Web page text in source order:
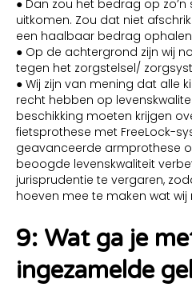
● Dan zou het bedrag op
uitkomen. Zou dat niet
een haalbaar bedrag
● Op de achtergrond zijn wij
tegen het zorgstelsel/
● Wij zijn van mening dat alle
recht hebben op
beschikking moeten krijgen
fietsprothese met FreeLock-
geavanceerde armprothese
beoogde levenskwaliteit
jurisprudentie te vergaren,
hoeven mee te maken wat
9: Wat ga je
ingezamelde